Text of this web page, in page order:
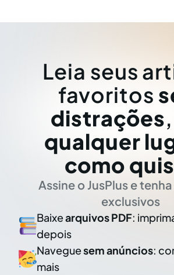
Leia seus
favoritos
distrações
qualquer
como
Assine o JusPlus e
exclusivos
Baixearquivos PDF:
depois
Naveguesem anúncios:
mais